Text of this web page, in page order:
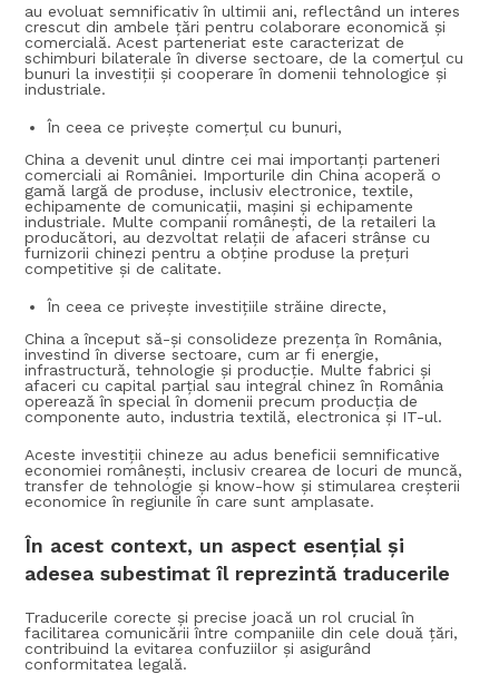
au evoluat semnificativ în ultimii ani, reflectând un interes
crescut din ambele țări pentru colaborare economică și
comercială. Acest parteneriat este caracterizat de
schimburi bilaterale în diverse sectoare, de la comerțul cu
bunuri la investiții și cooperare în domenii tehnologice și
industriale.
În ceea ce privește comerțul cu bunuri,
China a devenit unul dintre cei mai importanți parteneri
comerciali ai României. Importurile din China acoperă o
gamă largă de produse, inclusiv electronice, textile,
echipamente de comunicații, mașini și echipamente
industriale. Multe companii românești, de la retaileri la
producători, au dezvoltat relații de afaceri strânse cu
furnizorii chinezi pentru a obține produse la prețuri
competitive și de calitate.
În ceea ce privește investițiile străine directe,
China a început să-și consolideze prezența în România,
investind în diverse sectoare, cum ar fi energie,
infrastructură, tehnologie și producție. Multe fabrici și
afaceri cu capital parțial sau integral chinez în România
operează în special în domenii precum producția de
componente auto, industria textilă, electronica și IT-ul.
Aceste investiții chineze au adus beneficii semnificative
economiei românești, inclusiv crearea de locuri de muncă,
transfer de tehnologie și know-how și stimularea creșterii
economice în regiunile în care sunt amplasate.
În acest context, un aspect esențial și
adesea subestimat îl reprezintă traducerile
Traducerile corecte și precise joacă un rol crucial în
facilitarea comunicării între companiile din cele două țări,
contribuind la evitarea confuziilor și asigurând
conformitatea legală.